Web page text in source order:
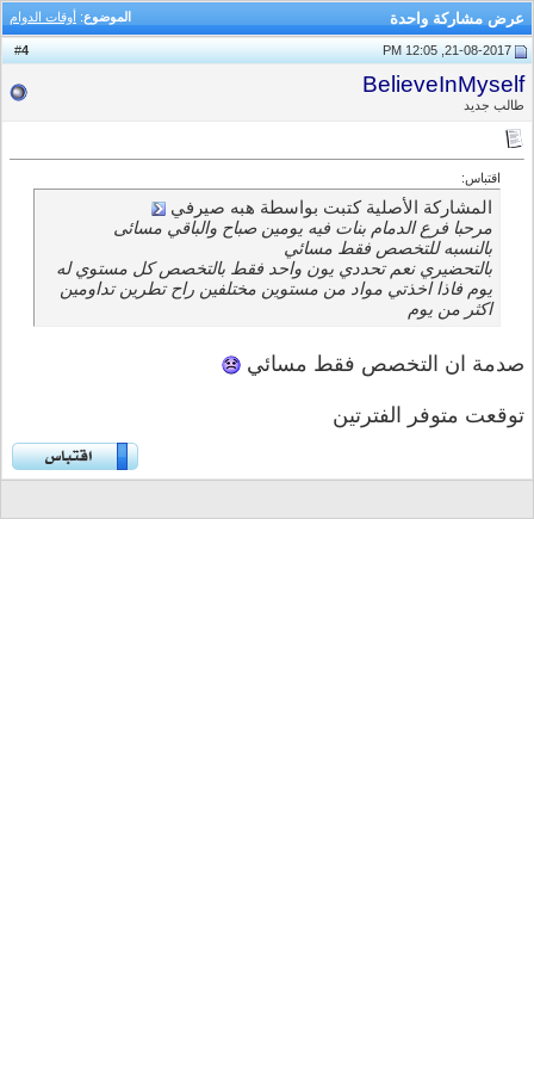
الموضوع: أوقات الدوام عرض مشاركة واحدة
#
4
BelieveInMyself
طالب جديد
اقتباس:
المشاركة الأصلية كتبت بواسطة هبه صيرفي
مرحبا فرع الدمام بنات فيه يومين صباح والباقي مسائى
بالنسبه للتخصص فقط مسائي
بالتحضيري نعم تحددي يون واحد فقط بالتخصص كل مستوي له
يوم فاذا اخذتي مواد من مستوين مختلفين راح تطرين تداومين
اكثر من يوم
صدمة ان التخصص فقط مسائي
توقعت متوفر الفترتين